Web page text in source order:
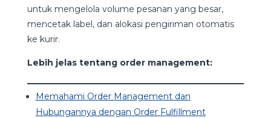
untuk mengelola volume pesanan yang besar,
mencetak label, dan alokasi pengiriman otomatis
ke kurir.
Lebih jelas tentang order management:
Memahami Order Management dan
Hubungannya dengan Order Fulfillment